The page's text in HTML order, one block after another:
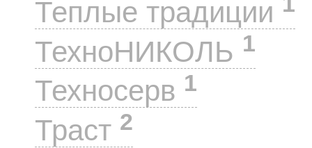
Теплые традиции
ТехноНИКОЛЬ 1
Техносерв 1
Траст 2